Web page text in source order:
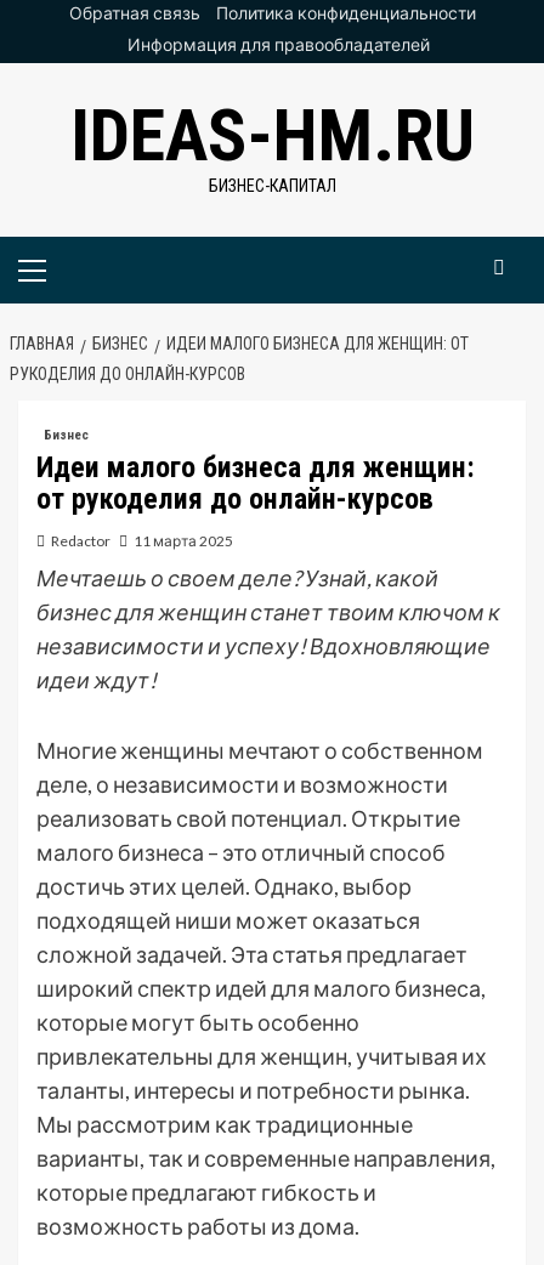
ПерейтиОбратная связь
Политика конфиденциальности
Информация для правообладателей
IDEAS-HM.RU
БИЗНЕС-КАПИТАЛ
Основное
ГЛАВНАЯ БИЗНЕС
ИДЕИ МАЛОГО БИЗНЕСА ДЛЯ ЖЕНЩИН: ОТ
РУКОДЕЛИЯ ДО ОНЛАЙН-КУРСОВ
Бизнес
Идеи малого бизнеса для женщин:
от рукоделия до онлайн-курсов
Redactor 11 марта 2025
Мечтаешь о своем деле? Узнай, какой
бизнес для женщин станет твоим ключом к
независимости и успеху! Вдохновляющие
идеи ждут!
Многие женщины мечтают о собственном
деле, о независимости и возможности
реализовать свой потенциал. Открытие
малого бизнеса – это отличный способ
достичь этих целей. Однако, выбор
подходящей ниши может оказаться
сложной задачей. Эта статья предлагает
широкий спектр идей для малого бизнеса,
которые могут быть особенно
привлекательны для женщин, учитывая их
таланты, интересы и потребности рынка.
Мы рассмотрим как традиционные
варианты, так и современные направления,
которые предлагают гибкость и
возможность работы из дома.